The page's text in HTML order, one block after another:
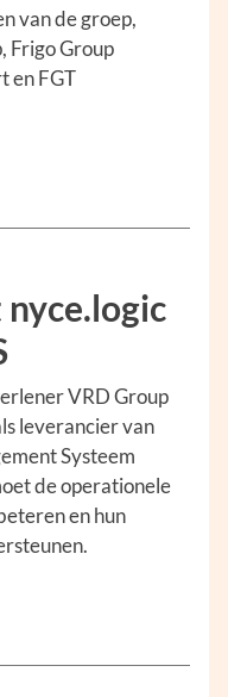
van de groep,
Frigo Group
en FGT
VRD Group
leverancier van
Systeem
de operationele
en hun